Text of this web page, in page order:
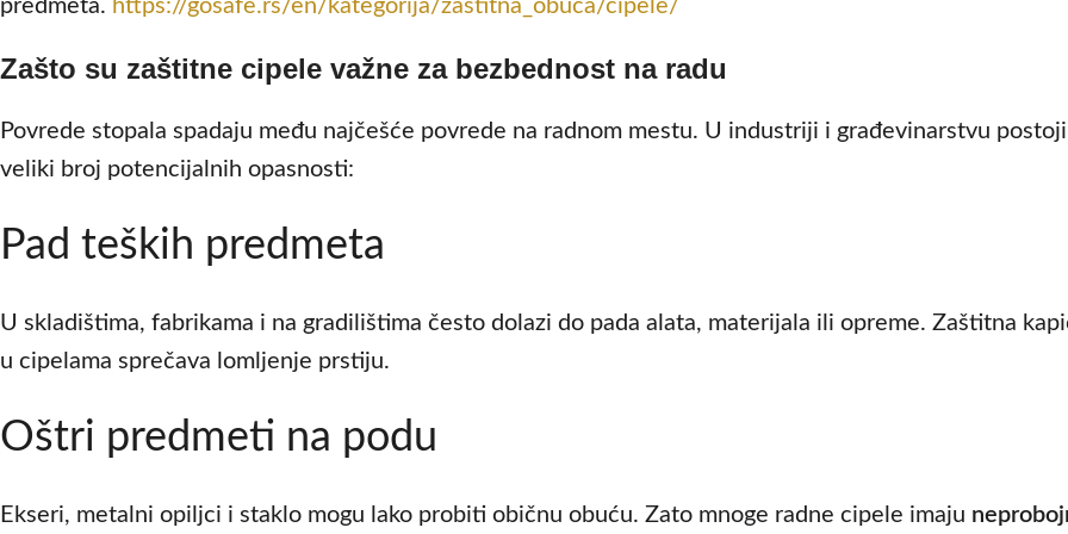
predmeta. https://gosafe.rs/en/kategorija/zastitna_obuca/cipele/
Zašto su zaštitne cipele važne za bezbednost na radu
Povrede stopala spadaju među najčešće povrede na radnom mestu. U industriji i građevinarstvu postoji
veliki broj potencijalnih opasnosti:
Pad teških predmeta
U skladištima, fabrikama i na gradilištima često dolazi do pada alata, materijala ili opreme. Zaštitna
u cipelama sprečava lomljenje prstiju.
Oštri predmeti na podu
Ekseri, metalni opiljci i staklo mogu lako probiti običnu obuću. Zato mnoge radne cipele imaju